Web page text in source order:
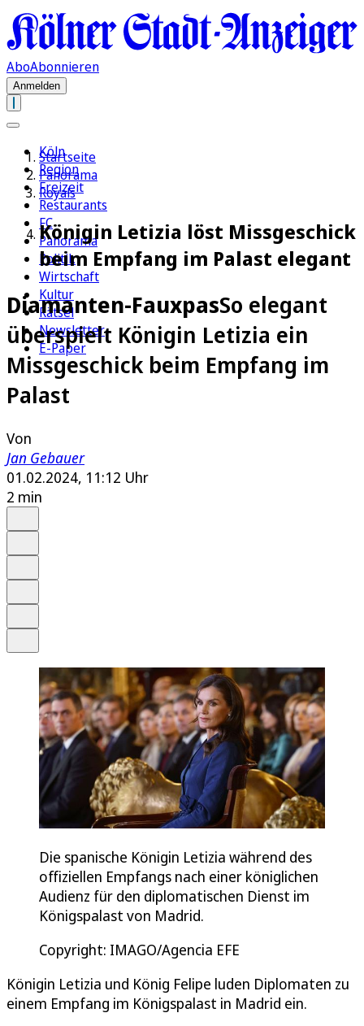
AboAbonnieren
Anmelden
Köln
Region
Freizeit
Restaurants
FC
Panorama
Politik
Wirtschaft
Kultur
Rätsel
Newsletter
E-Paper
Startseite
Panorama
Royals
Königin Letizia löst Missgeschick
beim Empfang im Palast elegant
Diamanten-FauxpasSo elegant
überspielt Königin Letizia ein
Missgeschick beim Empfang im
Palast
Von
Jan Gebauer
01.02.2024, 11:12 Uhr
2 min
Die spanische Königin Letizia während des
offiziellen Empfangs nach einer königlichen
Audienz für den diplomatischen Dienst im
Königspalast von Madrid.
Copyright: IMAGO/Agencia EFE
Königin Letizia und König Felipe luden Diplomaten zu
einem Empfang im Königspalast in Madrid ein.